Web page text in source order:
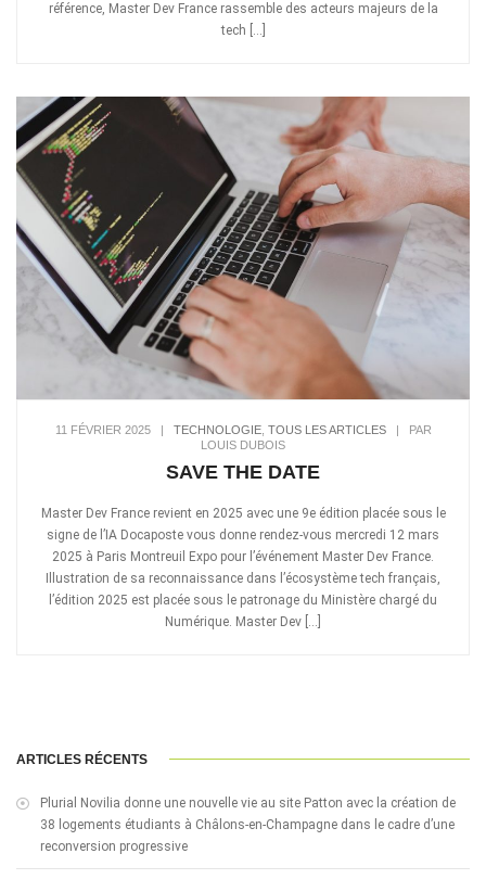
référence, Master Dev France rassemble des acteurs majeurs de la
tech […]
11 FÉVRIER 2025| TECHNOLOGIE, TOUS LES ARTICLES|
PAR
LOUIS DUBOIS
SAVE THE DATE
Master Dev France revient en 2025 avec une 9e édition placée sous le
signe de l’IA Docaposte vous donne rendez-vous mercredi 12 mars
2025 à Paris Montreuil Expo pour l’événement Master Dev France.
Illustration de sa reconnaissance dans l’écosystème tech français,
l’édition 2025 est placée sous le patronage du Ministère chargé du
Numérique. Master Dev […]
ARTICLES RÉCENTS
Plurial Novilia donne une nouvelle vie au site Patton avec la création de
38 logements étudiants à Châlons-en-Champagne dans le cadre d’une
reconversion progressive